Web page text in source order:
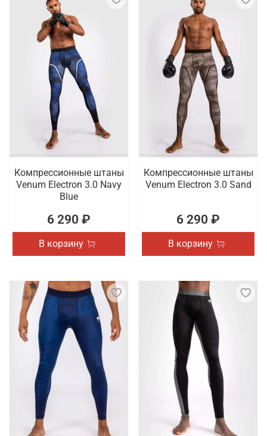
Компрессионные штаны
Venum Electron 3.0 Navy
Blue
6 290 ₽
В корзину
Компрессионные штаны
Venum Electron 3.0 Sand
6 290 ₽
В корзину